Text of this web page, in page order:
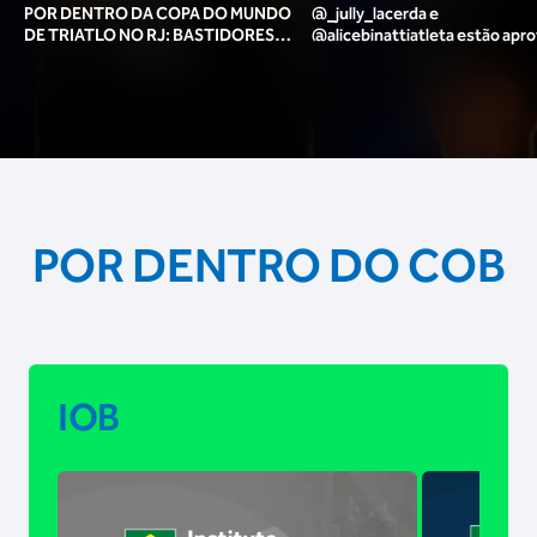
POR DENTRO DA COPA DO MUNDO
DE TRIATLO NO RJ: BASTIDORES,
@_jully_lacerda​ e
@alicebinattiatleta​ estão
POR DENTRO DO COB
IOB